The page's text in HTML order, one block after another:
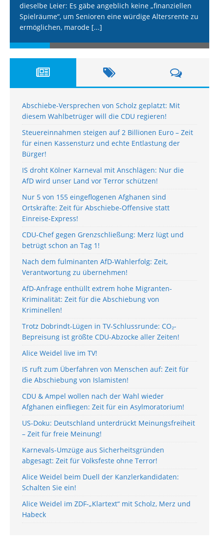
dieselbe Leier: Es gäbe angeblich keine „finanziellen
Spielräume“, um Senioren eine würdige Altersrente zu
ermöglichen, marode [...]
Abschiebe-Versprechen von Scholz geplatzt: Mit
diesem Wahlbetrüger will die CDU regieren!
Steuereinnahmen steigen auf 2 Billionen Euro – Zeit
für einen Kassensturz und echte Entlastung der
Bürger!
IS droht Kölner Karneval mit Anschlägen: Nur die
AfD wird unser Land vor Terror schützen!
Nur 5 von 155 eingeflogenen Afghanen sind
Ortskräfte: Zeit für Abschiebe-Offensive statt
Einreise-Express!
CDU-Chef gegen Grenzschließung: Merz lügt und
betrügt schon an Tag 1!
Nach dem fulminanten AfD-Wahlerfolg: Zeit,
Verantwortung zu übernehmen!
AfD-Anfrage enthüllt extrem hohe Migranten-
Kriminalität: Zeit für die Abschiebung von
Kriminellen!
Trotz Dobrindt-Lügen in TV-Schlussrunde: CO₂-
Bepreisung ist größte CDU-Abzocke aller Zeiten!
Alice Weidel live im TV!
IS ruft zum Überfahren von Menschen auf: Zeit für
die Abschiebung von Islamisten!
CDU & Ampel wollen nach der Wahl wieder
Afghanen einfliegen: Zeit für ein Asylmoratorium!
US-Doku: Deutschland unterdrückt Meinungsfreiheit
– Zeit für freie Meinung!
Karnevals-Umzüge aus Sicherheitsgründen
abgesagt: Zeit für Volksfeste ohne Terror!
Alice Weidel beim Duell der Kanzlerkandidaten:
Schalten Sie ein!
Alice Weidel im ZDF-„Klartext“ mit Scholz, Merz und
Habeck